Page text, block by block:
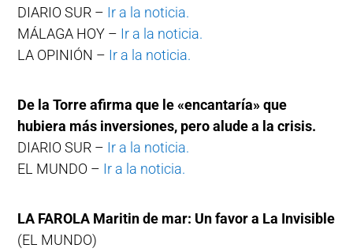
DIARIO SUR – Ir a la noticia.
MÁLAGA HOY – Ir a la noticia.
LA OPINIÓN – Ir a la noticia.
De la Torre afirma que le «encantaría» que
hubiera más inversiones, pero alude a la crisis.
DIARIO SUR – Ir a la noticia.
EL MUNDO – Ir a la noticia.
LA FAROLA Maritin de mar: Un favor a La Invisible
(EL MUNDO)